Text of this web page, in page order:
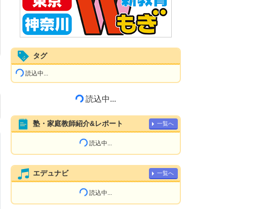
タグ
読込中...
読込中...
塾・家庭教師紹介&レポート 一覧へ
読込中...
エデュナビ 一覧へ
読込中...